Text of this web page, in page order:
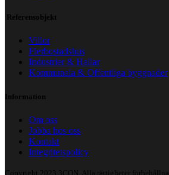
Referensobjekt
Villor
Flerbostadshus
Industrier & Hallar
Kommunala & Offentliga byggnader
Information
Om oss
Jobba hos oss
Kontakt
Integritetspolicy
Copyright 2023 3CON. Alla rättigheter förbehållna.